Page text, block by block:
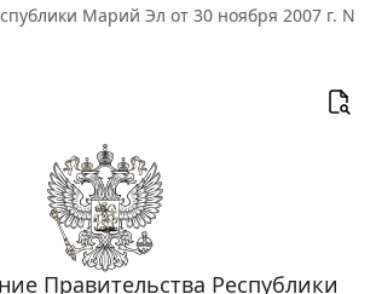
Марий Эл от 30 ноября 2007 г. N
Правительства Республики